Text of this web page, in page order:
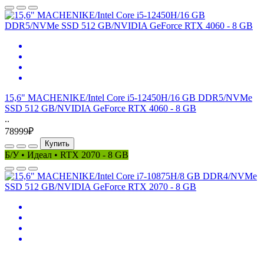
15,6" MACHENIKE/Intel Core i5-12450H/16 GB DDR5/NVMe
SSD 512 GB/NVIDIA GeForce RTX 4060 - 8 GB
..
78999₽
Купить
Б/У • Идеал • RTX 2070 - 8 GB